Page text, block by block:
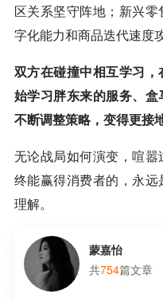
区关系坚守阵地；新兴
字化能力和商品迭代速度
双方在碰撞中相互学习
始学习胖东来的服务、
不断调整策略，变得更接
无论战局如何演变，喧
终能赢得消费者的，永
理解。
蒙嘉怡
共754篇文章